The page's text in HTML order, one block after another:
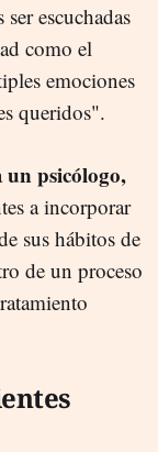
escuchadas
como el
emociones
queridos".
un psicólogo,
a incorporar
sus hábitos de
de un proceso